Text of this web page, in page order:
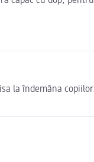
îndemâna